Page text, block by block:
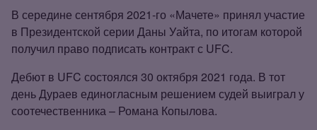
В середине сентября 2021‑го «Мачете» принял участие
в Президентской серии Даны Уайта, по итогам которой
получил право подписать контракт с UFC.
Дебют в UFC состоялся 30 октября 2021 года. В тот
день Дураев единогласным решением судей выиграл у
соотечественника – Романа Копылова.